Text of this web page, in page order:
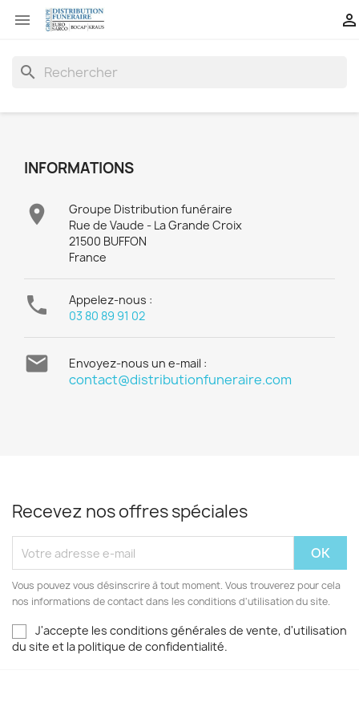
 
search
INFORMATIONS

Groupe Distribution funéraire
Rue de Vaude - La Grande Croix
21500 BUFFON
France

Appelez-nous :
03 80 89 91 02
 Envoyez-nous un e-mail :
contact@distributionfuneraire.com
Recevez nos offres spéciales
Vous pouvez vous désinscrire à tout moment. Vous trouverez pour cela
nos informations de contact dans les conditions d'utilisation du site.
J'accepte les conditions générales de vente, d'utilisation
du site et la politique de confidentialité.